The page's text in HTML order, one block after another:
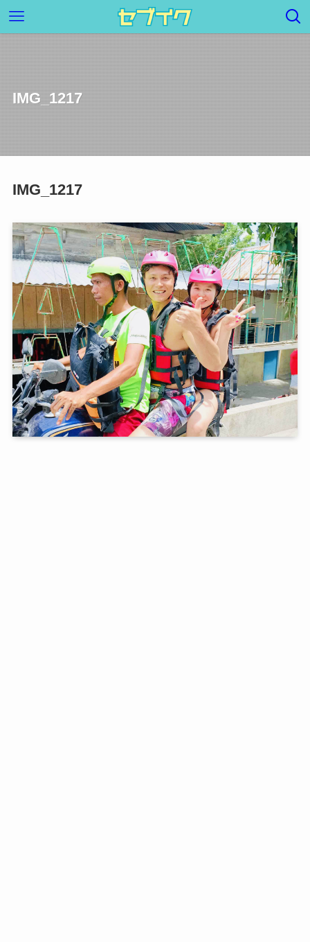
IMG_1217
IMG_1217